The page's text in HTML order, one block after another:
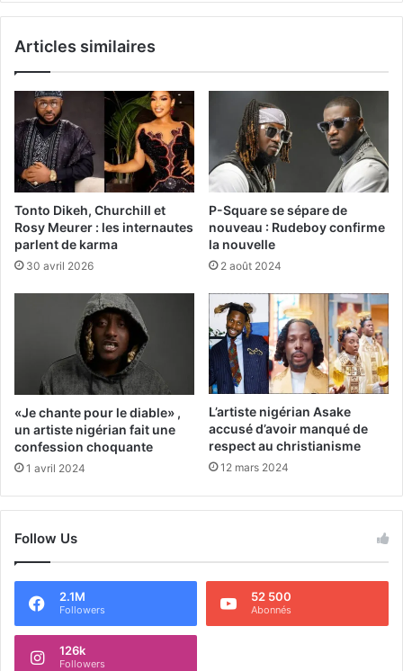
Articles similaires
Tonto Dikeh, Churchill et
Rosy Meurer : les internautes
parlent de karma
30 avril 2026
P-Square se sépare de
nouveau : Rudeboy confirme
la nouvelle
2 août 2024
«Je chante pour le diable» ,
un artiste nigérian fait une
confession choquante
1 avril 2024
L’artiste nigérian Asake
accusé d’avoir manqué de
respect au christianisme
12 mars 2024
Follow Us
2.1M
Followers
52 500
Abonnés
126k
Followers